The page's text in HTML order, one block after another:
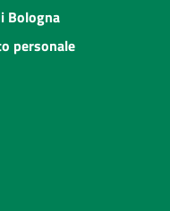
Bologna
personale